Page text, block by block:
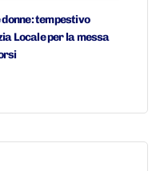
tempestivo
Locale per la messa